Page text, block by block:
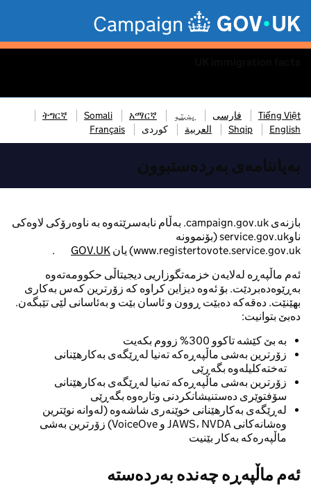
Campaign
Tiếng Việt فارسی پښتو አማርኛ
Somali
ትግርኛ
English
Shqip العربية کوردی Français
بەیاننامەی بەردەستبوون
بازنەی campaign.gov.uk. بەڵام نابەسرێتەوە بە ناوەرۆکی لاوەکی
ناوservice.gov.uk (بۆنموونە
www.registertovote.service.gov.uk) یان
GOV.UK
.
ئەم ماڵپەڕە لەلایەن خزمەتگوزاریی دیجیتاڵی حکوومەتەوە
بەڕێوەدەبردێت. بۆ ئەوە دیزاین کراوە کە زۆرترین کەس بەکاری
بهێنێت. دەقەکە دەبێت ڕوون و ئاسان بێت و بەئاسانی لێی تێبگەن.
دەبێ بتوانیت:
بە بێ کێشە تاکوو 300% زووم بکەیت
زۆرترین بەشی ماڵپەڕەکە تەنیا لەڕێگەی بەکارهێنانی
تەختەکلیلەوە بگەڕێی
زۆرترین بەشی ماڵپەڕەکە تەنیا لەڕێگەی بەکارهێنانی
سۆفتوێری دەستنیشانکردنی وتارەوە بگەڕێی
لەڕێگەی بەکارهێنانی خوێنەری شاشەوە (لەوانە نوێترین
وەشانەکانی JAWS، NVDA و VoiceOve) زۆرترین بەشی
ماڵپەرەکە بەکار بێنیت
ئەم ماڵپەڕە چەندە بەردەستە